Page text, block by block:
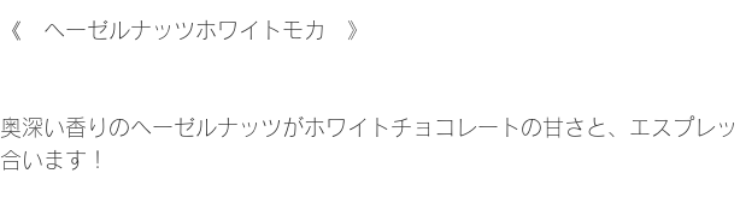
《　ヘーゼルナッツホワイトモカ　》
奥深い香りのヘーゼルナッツがホワイトチョコレートの甘さと、エスプレ
合います！